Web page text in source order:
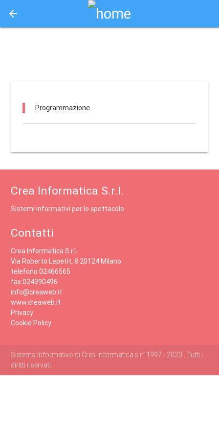
arrow_back
Programmazione
Crea Informatica S.r.l.
Sistemi informativi per lo spettacolo
Contatti
Crea Informatica S.r.l.
Via Roberto Lepetit, 8 20124 Milano
telefono 02466565
fax 024390496
info@creaweb.it
www.creaweb.it
Privacy
Cookie Policy
Sistema Informativo di Crea informatica s.r.l 1997 - 2023 , Tutti i
diritti riservati.